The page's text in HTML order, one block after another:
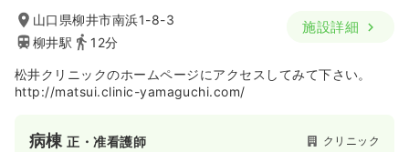
月給26万円以上可
詳細を見る
山口県柳井市南浜1-8-3
柳井駅
12分
施設詳細
松井クリニックのホームページにアクセスしてみて下さい。
http://matsui.clinic-yamaguchi.com/
病棟正・准看護師 クリニック